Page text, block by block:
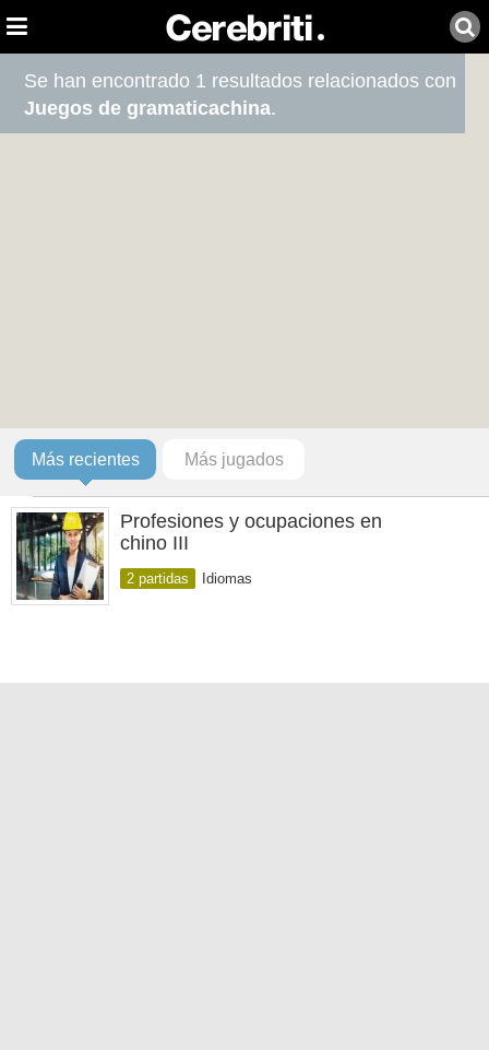
Se han encontrado 1 resultados relacionados con
Juegos de gramaticachina.
Más recientes Más jugados
Profesiones y ocupaciones en
chino III
2 partidas Idiomas